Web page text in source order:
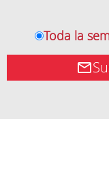
Toda la